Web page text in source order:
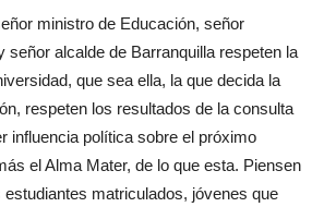
ministro de Educación, señor
señor alcalde de Barranquilla respeten la
que sea ella, la que decida la
respeten los resultados de la consulta
influencia política sobre el próximo
el Alma Mater, de lo que esta. Piensen
matriculados, jóvenes que